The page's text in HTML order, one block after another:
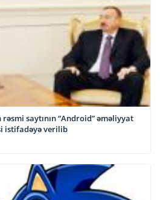
saytının “Android” əməliyyat
istifadəyə verilib